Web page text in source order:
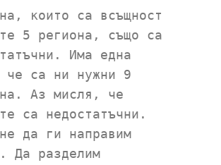
които са всъщност
5 региона, също са
Има една
че са ни нужни 9
Аз мисля, че
са недостатъчни.
да ги направим
Да разделим